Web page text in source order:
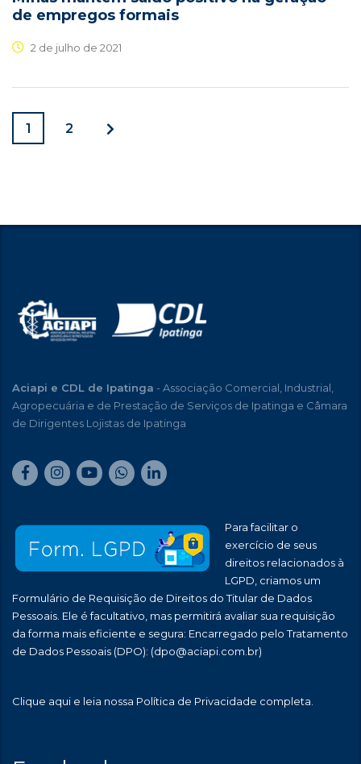
de empregos formais
2 de julho de 2021
1 2
Aciapi e CDL de Ipatinga - Associação Comercial, Industrial,
Agropecuária e de Prestação de Serviços de Ipatinga e Câmara
de Dirigentes Lojistas de Ipatinga
Para facilitar o
exercício de seus
direitos relacionados à
LGPD, criamos um
Formulário de Requisição de Direitos do Titular de Dados
Pessoais. Ele é facultativo, mas permitirá avaliar sua requisição
da forma mais eficiente e segura: Encarregado pelo Tratamento
de Dados Pessoais (DPO): (dpo@aciapi.com.br)
Clique aqui e leia nossa Política de Privacidade completa.